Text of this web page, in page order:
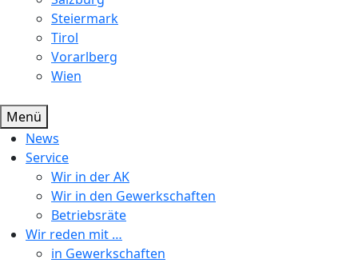
Steiermark
Tirol
Vorarlberg
Wien
Menü
News
Service
Wir in der AK
Wir in den Gewerkschaften
Betriebsräte
Wir reden mit …
in Gewerkschaften